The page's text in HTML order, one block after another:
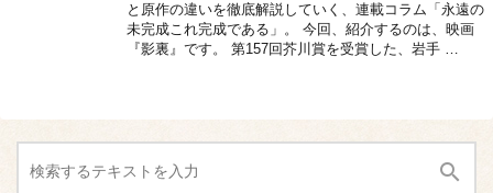
と原作の違いを徹底解説していく、連載コラム「永遠の
未完成これ完成である」。 今回、紹介するのは、映画
『影裏』です。 第157回芥川賞を受賞した、岩手 …